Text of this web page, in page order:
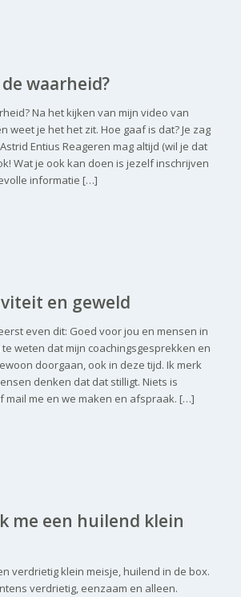
waarheid?
Na het kijken van mijn video van
weet je het het zit. Hoe gaaf is dat? Je zag
Entius Reageren mag altijd (wil je dat
Wat je ook kan doen is jezelf inschrijven
informatie […]
en geweld
even dit: Goed voor jou en mensen in
weten dat mijn coachingsgesprekken en
doorgaan, ook in deze tijd. Ik merk
denken dat dat stilligt. Niets is
mail me en we maken en afspraak. […]
me een huilend klein
verdrietig klein meisje, huilend in de box.
verdrietig, eenzaam en alleen.